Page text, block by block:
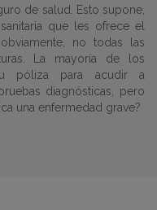
de salud. Esto supone,
que les ofrece el
no todas las
La mayoría de los
póliza para acudir a
diagnósticas, pero
una enfermedad grave?